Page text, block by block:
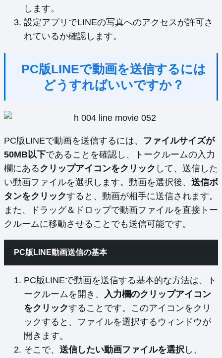
します。
設定アプリでLINEの写真へのアクセスが許可さ
れているか確認します。
PC版LINEで動画を送信するには
どうすればいいですか？
PC版LINEで動画を送信するには、 ファイルサイズが
50MB以下であることを確認し、トークルームの入力
欄にあるクリップアイコンをクリック して、送信した
い動画ファイルを選択します。動画を選択後、 送信ボ
タンをクリックすると、動画が相手に送信されます。
また、ドラッグ＆ドロップで動画ファイルを直接トー
クルームに移動させることでも送信可能です。
PC版LINE動画送信の基本
PC版LINEで動画を送信する基本的な方法は、ト
ークルームを開き、 入力欄のクリップアイコン
をクリックすることです。このアイコンをクリ
ックすると、ファイルを選択するウィンドウが
開きます。
そこで、 送信したい動画ファイルを選択し、